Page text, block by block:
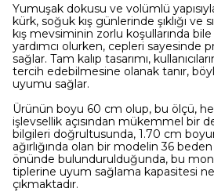
Yumuşak dokusu ve volümlü
kürk, soğuk kış günlerinde şıklığı ve
kış mevsiminin zorlu koşullarında
yardımcı olurken, cepleri sayesinde
sağlar. Tam kalıp tasarımı,
tercih edebilmesine olanak tanır,
uyumu sağlar.
Ürünün boyu 60 cm olup, bu ölçü,
işlevsellik açısından mükemmel bir
bilgileri doğrultusunda, 1.70 cm
ağırlığında olan bir modelin 36
önünde bulundurulduğunda, bu
tiplerine uyum sağlama kapasitesi
çıkmaktadır.